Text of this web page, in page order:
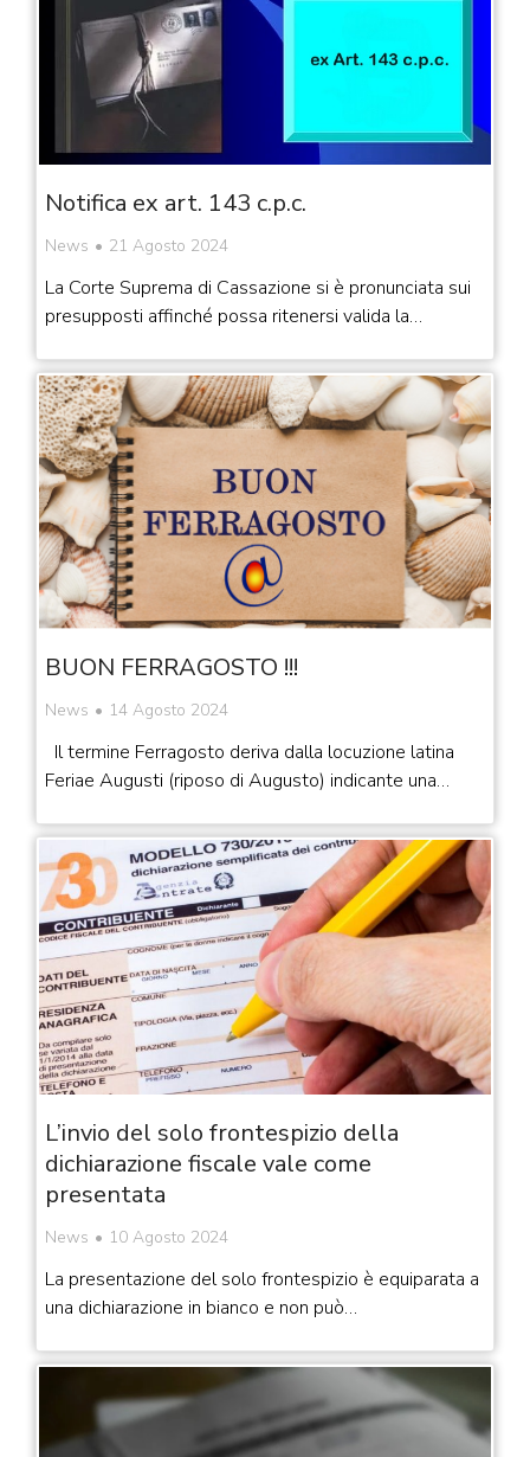
Notifica ex art. 143 c.p.c.
News 21 Agosto 2024
La Corte Suprema di Cassazione si è pronunciata sui
presupposti affinché possa ritenersi valida la…
BUON FERRAGOSTO !!!
News 14 Agosto 2024
Il termine Ferragosto deriva dalla locuzione latina
Feriae Augusti (riposo di Augusto) indicante una…
L’invio del solo frontespizio della
dichiarazione fiscale vale come
presentata
News 10 Agosto 2024
La presentazione del solo frontespizio è equiparata a
una dichiarazione in bianco e non può…